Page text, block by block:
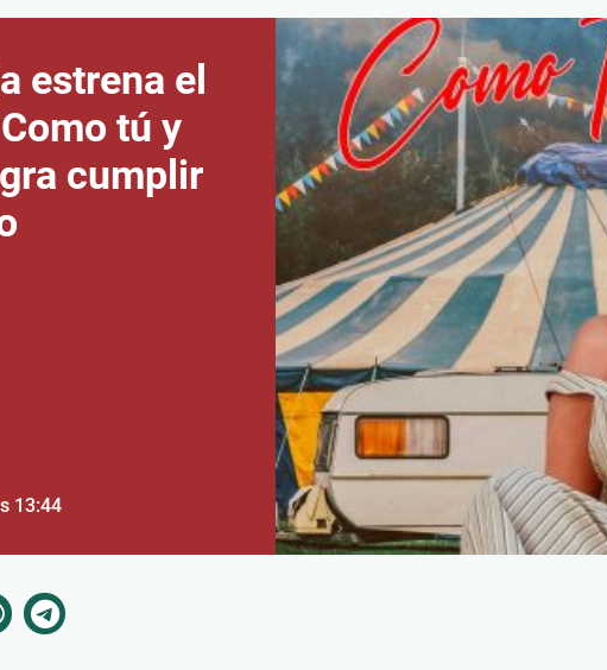
estrena el
tú y
cumplir
13:44